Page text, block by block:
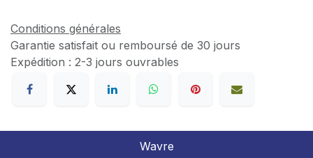
Conditions générales
Garantie satisfait ou remboursé de 30 jours
Expédition : 2-3 jours ouvrables
Wavre